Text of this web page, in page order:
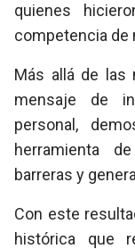
quienes
competencia de
Más allá de las
mensaje de
personal,
herramienta
barreras y
Con este
histórica que